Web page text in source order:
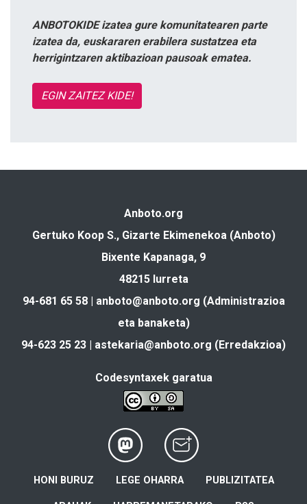
ANBOTOKIDE izatea gure komunitatearen parte
izatea da, euskararen erabilera sustatzea eta
herrigintzaren aktibazioan pausoak ematea.
EGIN ZAITEZ KIDE!
Anboto.org
Gertuko Koop S., Gizarte Ekimenekoa (Anboto)
Bixente Kapanaga, 9
48215 Iurreta
94-681 65 58 | anboto@anboto.org (Administrazioa
eta banaketa)
94-623 25 23 | astekaria@anboto.org (Erredakzioa)
Codesyntaxek garatua
HONI BURUZ LEGE OHARRA PUBLIZITATEA